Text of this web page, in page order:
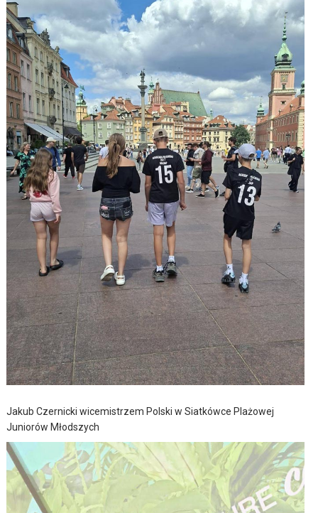
Jakub Czernicki wicemistrzem Polski w Siatkówce Plażowej
Juniorów Młodszych